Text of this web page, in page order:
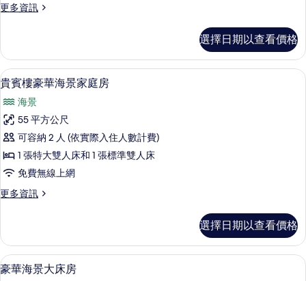
海
套
房
的
所
有
相
片
更多資訊
更
樓
尊
貴
海
景
套
房
的
詳
情
選擇日期以查看價格
顯
示
貴
賓
樓
豪
海
家
庭
房
貴賓樓豪華海景家庭房 | 迷你吧、客
2
貴賓樓豪華海景家庭房
海景
55 平方公尺
可容納 2 人 (依實際入住人數計費)
1 張特大雙人床和 1 張標準雙人床
免費無線上網
更多資訊
更
樓
豪
華
選擇日期以查看價格
顯
豪華海景大床房 | 迷你吧、客房內保
3
豪華海景大床房